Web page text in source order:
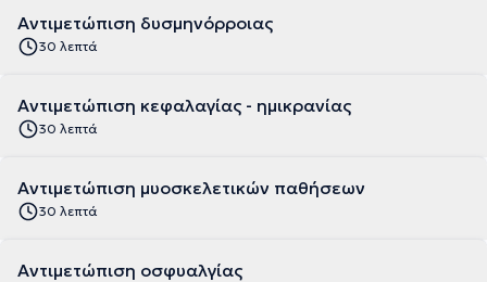
Αντιμετώπιση δυσμηνόρροιας
30 λεπτά
Αντιμετώπιση κεφαλαγίας - ημικρανίας
30 λεπτά
Αντιμετώπιση μυοσκελετικών παθήσεων
30 λεπτά
Αντιμετώπιση οσφυαλγίας